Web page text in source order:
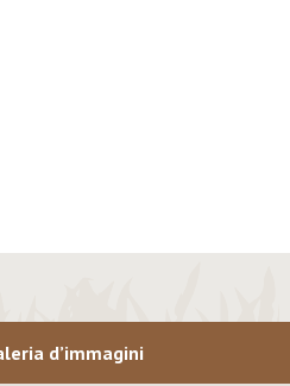
d’immagini